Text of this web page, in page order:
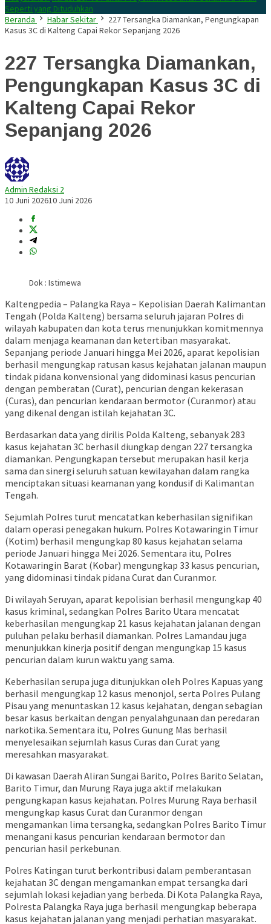
Seperti yang Dituduhkan
Beranda
Habar Sekitar
227 Tersangka Diamankan, Pengungkapan
Kasus 3C di Kalteng Capai Rekor Sepanjang 2026
227 Tersangka Diamankan,
Pengungkapan Kasus 3C di
Kalteng Capai Rekor
Sepanjang 2026
Admin Redaksi 2
10 Juni 202610 Juni 2026
Dok : Istimewa
Kaltengpedia – Palangka Raya – Kepolisian Daerah Kalimantan
Tengah (Polda Kalteng) bersama seluruh jajaran Polres di
wilayah kabupaten dan kota terus menunjukkan komitmennya
dalam menjaga keamanan dan ketertiban masyarakat.
Sepanjang periode Januari hingga Mei 2026, aparat kepolisian
berhasil mengungkap ratusan kasus kejahatan jalanan maupun
tindak pidana konvensional yang didominasi kasus pencurian
dengan pemberatan (Curat), pencurian dengan kekerasan
(Curas), dan pencurian kendaraan bermotor (Curanmor) atau
yang dikenal dengan istilah kejahatan 3C.
Berdasarkan data yang dirilis Polda Kalteng, sebanyak 283
kasus kejahatan 3C berhasil diungkap dengan 227 tersangka
diamankan. Pengungkapan tersebut merupakan hasil kerja
sama dan sinergi seluruh satuan kewilayahan dalam rangka
menciptakan situasi keamanan yang kondusif di Kalimantan
Tengah.
Sejumlah Polres turut mencatatkan keberhasilan signifikan
dalam operasi penegakan hukum. Polres Kotawaringin Timur
(Kotim) berhasil mengungkap 80 kasus kejahatan selama
periode Januari hingga Mei 2026. Sementara itu, Polres
Kotawaringin Barat (Kobar) mengungkap 33 kasus pencurian,
yang didominasi tindak pidana Curat dan Curanmor.
Di wilayah Seruyan, aparat kepolisian berhasil mengungkap 40
kasus kriminal, sedangkan Polres Barito Utara mencatat
keberhasilan mengungkap 21 kasus kejahatan jalanan dengan
puluhan pelaku berhasil diamankan. Polres Lamandau juga
menunjukkan kinerja positif dengan mengungkap 15 kasus
pencurian dalam kurun waktu yang sama.
Keberhasilan serupa juga ditunjukkan oleh Polres Kapuas yang
berhasil mengungkap 12 kasus menonjol, serta Polres Pulang
Pisau yang menuntaskan 12 kasus kejahatan, dengan sebagian
besar kasus berkaitan dengan penyalahgunaan dan peredaran
narkotika. Sementara itu, Polres Gunung Mas berhasil
menyelesaikan sejumlah kasus Curas dan Curat yang
meresahkan masyarakat.
Di kawasan Daerah Aliran Sungai Barito, Polres Barito Selatan,
Barito Timur, dan Murung Raya juga aktif melakukan
pengungkapan kasus kejahatan. Polres Murung Raya berhasil
mengungkap kasus Curat dan Curanmor dengan
mengamankan lima tersangka, sedangkan Polres Barito Timur
menangani kasus pencurian kendaraan bermotor dan
pencurian hasil perkebunan.
Polres Katingan turut berkontribusi dalam pemberantasan
kejahatan 3C dengan mengamankan empat tersangka dari
sejumlah lokasi kejadian yang berbeda. Di Kota Palangka Raya,
Polresta Palangka Raya juga berhasil mengungkap beberapa
kasus kejahatan jalanan yang menjadi perhatian masyarakat.